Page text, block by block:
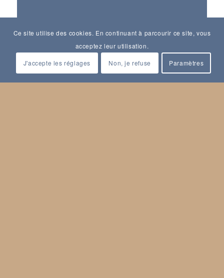
Ce site utilise des cookies. En continuant à parcourir ce site, vous
acceptez leur utilisation.
J'accepte les réglages Non, je refuse Paramètres